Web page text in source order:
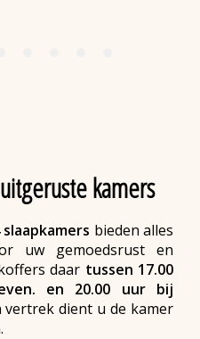
kamers
slaapkamers bieden alles
uw gemoedsrust en
daar tussen 17.00
en 20.00 uur bij
vertrek dient u de kamer